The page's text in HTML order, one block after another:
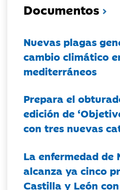
Documentos
Nuevas plagas
cambio climático
mediterráneos
Prepara el
edición de
con tres nuevas
La enfermedad de
alcanza ya cinco
Castilla y León